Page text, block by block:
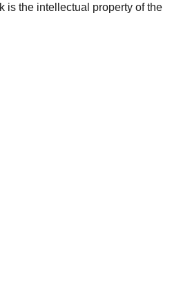
is the intellectual property of the